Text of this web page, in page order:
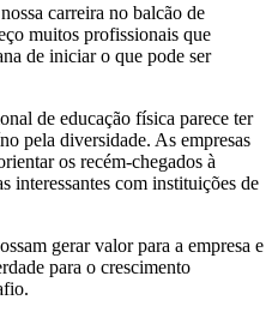
carreira no balcão de
muitos profissionais que
de iniciar o que pode ser
de educação física parece ter
pela diversidade. As empresas
os recém-chegados à
interessantes com instituições de
gerar valor para a empresa e
para o crescimento